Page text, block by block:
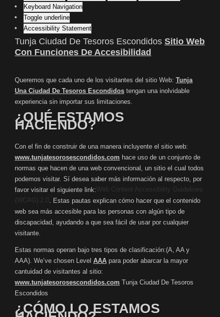
Keyboard Navigation
Toggle underline
Accessibility Statement
Tunja Ciudad De Tesoros Escondidos Sitio Web
Con Funciones De Accesibilidad
Queremos que cada uno de los visitantes del sitio Web: Tunja
Una Ciudad De Tesoros Escondidos tengan una inolvidable
experiencia sin importar sus limitaciones.
¿QUÉ ESTAMOS
HACIENDO?
Con el fin de construir de una manera incluyente el sitio web:
www.tunjatesorosescondidos.com hace uso de un conjunto de
normas que hacen de una web convencional, un sitio el cual todos
podemos visitar. Sí desea saber más información al respecto, por
favor visitar el siguiente link:Web Content Accessibility Guidelines
(WCAG) 2.0 . Estas pautas explican cómo hacer que el contenido
web sea más accesible para las personas con algún tipo de
discapacidad, ayudando a que sea fácil de usar por cualquier
visitante.
Estas normas operan bajo tres tipos de clasificación:(A, AA y
AAA). We’ve chosen Level AAA para poder abarcar la mayor
cantuidad de visitantes al sitio:
www.tunjatesorosescondidos.com Tunja Ciudad De Tesoros
Escondidos
¿CÓMO LO ESTAMOS